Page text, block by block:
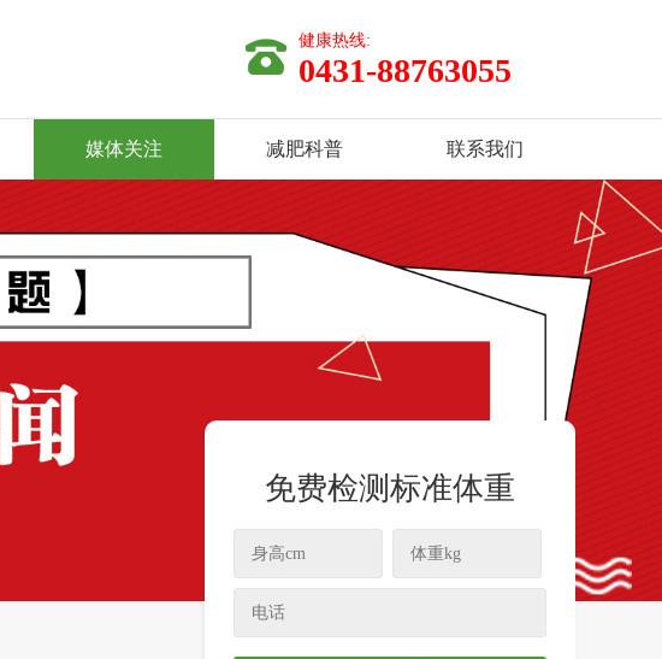
健康热线:
0431-88763055
媒体关注 减肥科普 联系我们
免费检测标准体重